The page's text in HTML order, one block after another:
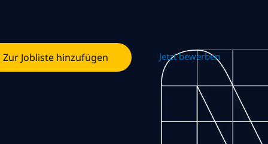
Zur Jobliste hinzufügen Jetzt bewerben